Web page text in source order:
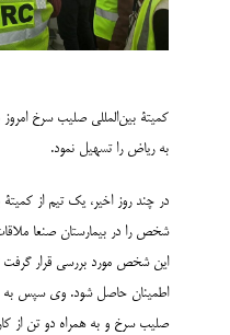
کمیتۀ بین‌المللی صلیب سرخ
به ریاض را تسهیل نمود.
در چند روز اخیر، یک تیم از
شخص را در بیمارستان صنعا
این شخص مورد بررسی قرار گرفت
اطمینان حاصل شود. وی سپس به
صلیب سرخ و به همراه دو تن از